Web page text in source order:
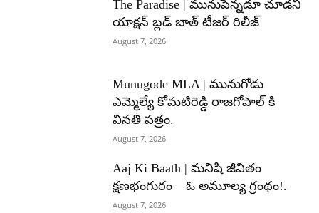
The Paradise | మునుపెన్నడూ చూడని
యాక్షన్ బ్లడ్ బాత్ టీజర్ రిలీజ్
August 7, 2026
Munugode MLA | మునుగోడు
ఎమ్మెల్యే కోమటిరెడ్డి రాజగోపాల్ కి
వినతి పత్రం.
August 7, 2026
Aaj Ki Baath | మనిషి జీవితం
క్షణభంగురం – ఓ అమూల్య గ్రంథం!.
August 7, 2026